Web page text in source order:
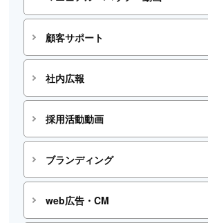
顧客サポート
社内広報
採用活動動画
ブランディング
web広告・CM